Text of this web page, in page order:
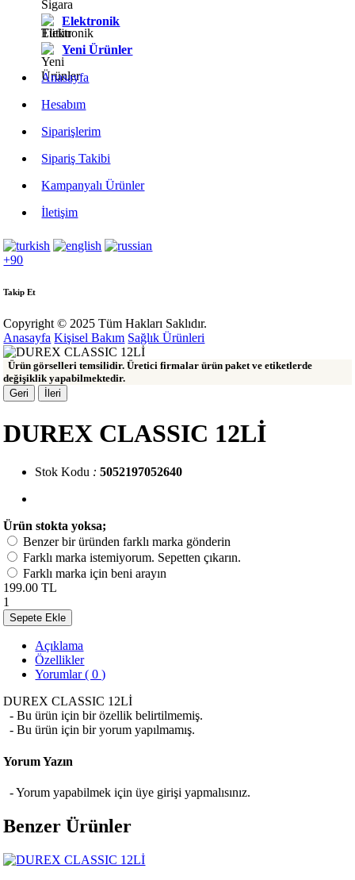
Elektronik
Yeni Ürünler
Anasayfa
Hesabım
Siparişlerim
Sipariş Takibi
Kampanyalı Ürünler
İletişim
+90
Takip Et
Copyright © 2025 Tüm Hakları Saklıdır.
Anasayfa Kişisel Bakım Sağlık Ürünleri
Ürün görselleri temsilidir. Üretici firmalar ürün paket ve etiketlerde
değişiklik yapabilmektedir.
Geri
İleri
DUREX CLASSIC 12Lİ
Stok Kodu : 5052197052640
Ürün stokta yoksa;
Benzer bir üründen farklı marka gönderin
Farklı marka istemiyorum. Sepetten çıkarın.
Farklı marka için beni arayın
199.00 TL
1
Sepete Ekle
Açıklama
Özellikler
Yorumlar ( 0 )
DUREX CLASSIC 12Lİ
- Bu ürün için bir özellik belirtilmemiş.
- Bu ürün için bir yorum yapılmamış.
Yorum Yazın
- Yorum yapabilmek için üye girişi yapmalısınız.
Benzer Ürünler